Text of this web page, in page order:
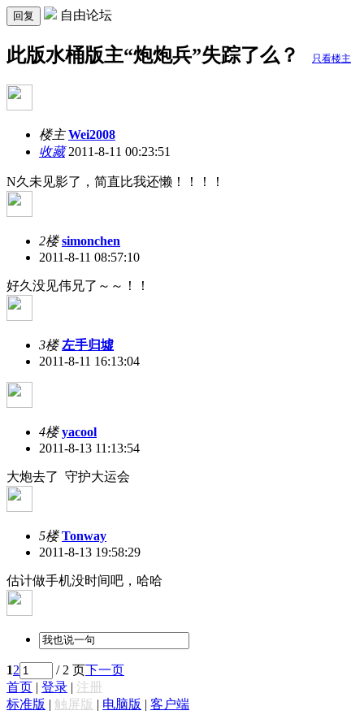
回复 自由论坛
此版水桶版主“炮炮兵”失踪了么？ 只看楼主
楼主 Wei2008
收藏2011-8-11 00:23:51
N久未见影了，简直比我还懒！！！！
2楼 simonchen
2011-8-11 08:57:10
好久没见伟兄了～～！！
3楼 左手归墟
2011-8-11 16:13:04
4楼 yacool
2011-8-13 11:13:54
大炮去了 守护大运会
5楼 Tonway
2011-8-13 19:58:29
估计做手机没时间吧，哈哈
12 / 2 页下一页
首页 | 登录 | 注册
标准版 | 触屏版 | 电脑版 | 客户端